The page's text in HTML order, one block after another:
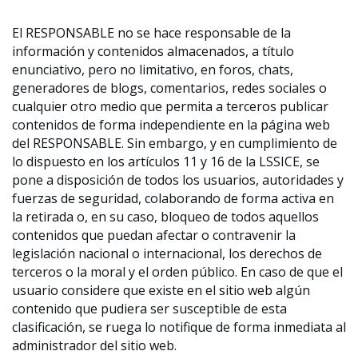
El RESPONSABLE no se hace responsable de la
información y contenidos almacenados, a título
enunciativo, pero no limitativo, en foros, chats,
generadores de blogs, comentarios, redes sociales o
cualquier otro medio que permita a terceros publicar
contenidos de forma independiente en la página web
del RESPONSABLE. Sin embargo, y en cumplimiento de
lo dispuesto en los artículos 11 y 16 de la LSSICE, se
pone a disposición de todos los usuarios, autoridades y
fuerzas de seguridad, colaborando de forma activa en
la retirada o, en su caso, bloqueo de todos aquellos
contenidos que puedan afectar o contravenir la
legislación nacional o internacional, los derechos de
terceros o la moral y el orden público. En caso de que el
usuario considere que existe en el sitio web algún
contenido que pudiera ser susceptible de esta
clasificación, se ruega lo notifique de forma inmediata al
administrador del sitio web.